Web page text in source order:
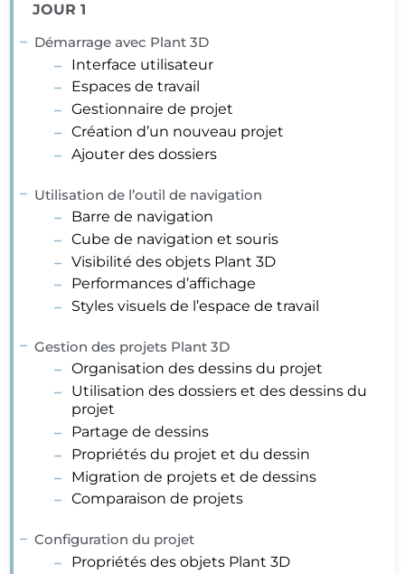
JOUR 1
Démarrage avec Plant 3D
Interface utilisateur
Espaces de travail
Gestionnaire de projet
Création d’un nouveau projet
Ajouter des dossiers
Utilisation de l’outil de navigation
Barre de navigation
Cube de navigation et souris
Visibilité des objets Plant 3D
Performances d’affichage
Styles visuels de l’espace de travail
Gestion des projets Plant 3D
Organisation des dessins du projet
Utilisation des dossiers et des dessins du
projet
Partage de dessins
Propriétés du projet et du dessin
Migration de projets et de dessins
Comparaison de projets
Configuration du projet
Propriétés des objets Plant 3D